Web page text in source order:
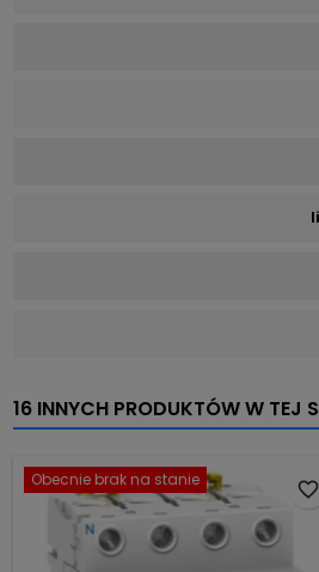
16 INNYCH PRODUKTÓW W TEJ
Obecnie brak na stanie favorite_border